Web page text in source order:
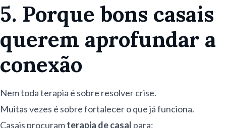
5. Porque bons casais
querem aprofundar a
conexão
Nem toda terapia é sobre resolver crise.
Muitas vezes é sobre fortalecer o que já funciona.
Casais procuramterapia de casal para: